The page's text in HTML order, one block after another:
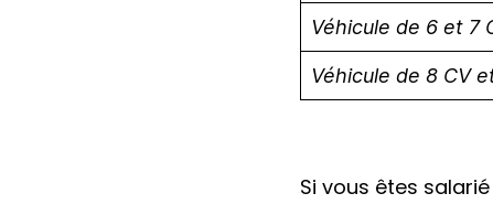
Véhicule de 6 et 7
Véhicule de 8 CV
Si vous êtes